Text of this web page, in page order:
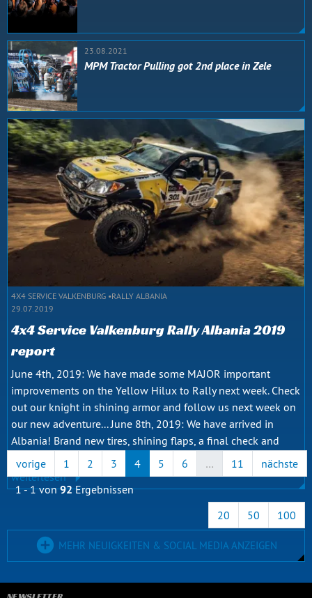
23.08.2021
MPM Tractor Pulling got 2nd place in Zele
4X4 SERVICE VALKENBURG RALLY ALBANIA
29.07.2019
4x4 Service Valkenburg Rally Albania 2019
report
June 4th, 2019: We have made some MAJOR important
improvements on the Yellow Hilux to Rally next week. Check
out our knight in shining armor and follow us next week on
our new adventure... June 8th, 2019: We have arrived in
Albania! Brand new tires, shining flaps, a final check and
the...
weiterlesen
vorige 1 2 3 4 5 6 … 11
nächste
1 - 1 von92Ergebnissen
20
50 100
MEHR NEUIGKEITEN & SOCIAL MEDIA ANZEIGEN